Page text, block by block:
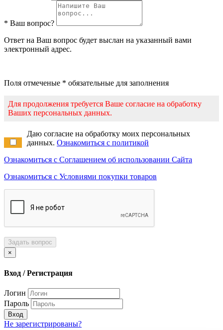
* Ваш вопрос?
Ответ на Ваш вопрос будет выслан на указанный вами
электронный адрес.
Поля отмеченые * обязательные для заполнения
Для продолжения требуется Ваше согласие на обработку
Ваших персональных данных.
Даю согласие на обработку моих персональных
данных. Ознакомиться с политикой
Ознакомиться с Соглашением об использовании Сайта
Ознакомиться с Условиями покупки товаров
Задать вопрос
×
Вход / Регистрация
Логин
Пароль
Вход
Не зарегистрированы?